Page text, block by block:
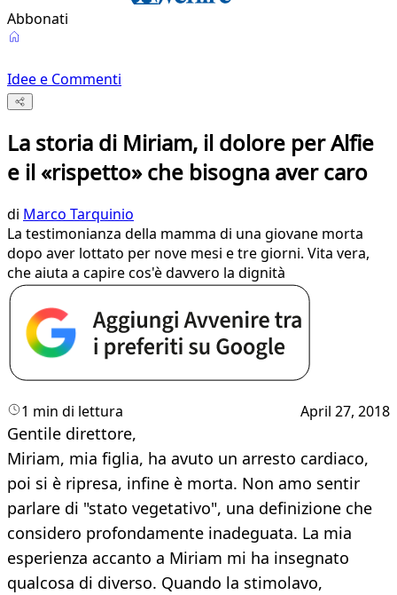
Abbonati
Idee e Commenti
La storia di Miriam, il dolore per Alfie
e il «rispetto» che bisogna aver caro
di Marco Tarquinio
La testimonianza della mamma di una giovane morta
dopo aver lottato per nove mesi e tre giorni. Vita vera,
che aiuta a capire cos'è davvero la dignità
1 min di lettura April 27, 2018
Gentile direttore,
Miriam, mia figlia, ha avuto un arresto cardiaco,
poi si è ripresa, infine è morta. Non amo sentir
parlare di "stato vegetativo", una definizione che
considero profondamente inadeguata. La mia
esperienza accanto a Miriam mi ha insegnato
qualcosa di diverso. Quando la stimolavo,